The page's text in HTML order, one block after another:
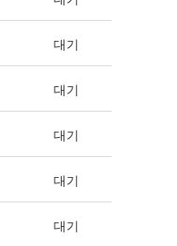
대기
대기
대기
대기
대기